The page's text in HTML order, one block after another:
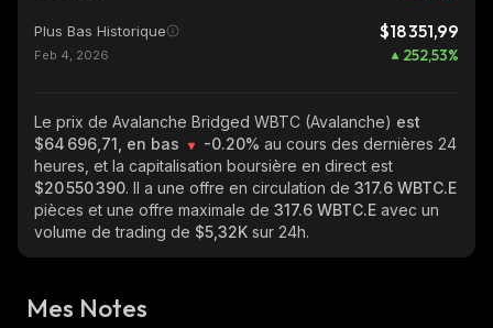
Plus Bas Historique $18 351,99
Feb 4, 2026 252,53%
Le prix de Avalanche Bridged WBTC (Avalanche) est
$64 696,71, en bas
-0.20% au cours des dernières 24
heures, et la capitalisation boursière en direct est
$20 550 390. Il a une offre en circulation de 317.6 WBTC.E
pièces et une offre maximale de 317.6 WBTC.E avec un
volume de trading de $5,32K sur 24h.
Mes Notes